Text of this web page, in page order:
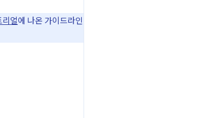
얼에 나온 가이드라인